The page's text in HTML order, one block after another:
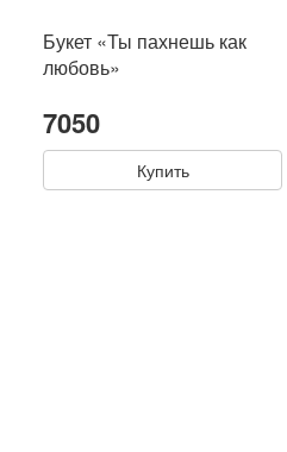
Букет «Ты пахнешь как
любовь»
7050
Купить